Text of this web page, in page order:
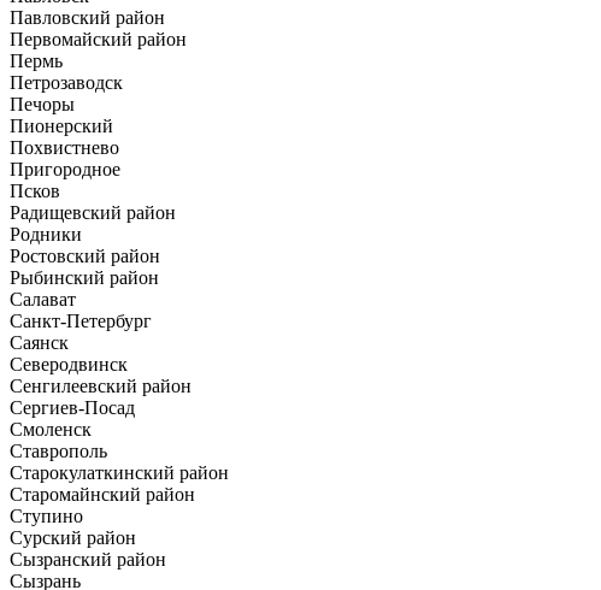
Павловский район
Первомайский район
Пермь
Петрозаводск
Печоры
Пионерский
Похвистнево
Пригородное
Псков
Радищевский район
Родники
Ростовский район
Рыбинский район
Салават
Санкт-Петербург
Саянск
Северодвинск
Сенгилеевский район
Сергиев-Посад
Смоленск
Ставрополь
Старокулаткинский район
Старомайнский район
Ступино
Сурский район
Сызранский район
Сызрань